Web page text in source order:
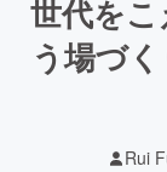
世代を
う場づ
Rui